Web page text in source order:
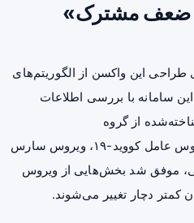
ضعف مشترک»
طراحی این واکسن از الگوریتم‌های
سامانه با بررسی اطلاعات
از گروه
«ساربکوویروس‌ها» از جمله ویروس عامل کووید-۱۹، ویروس سارس
موفق شد بخش‌هایی از ویروس
کمتر دچار تغییر می‌شوند.